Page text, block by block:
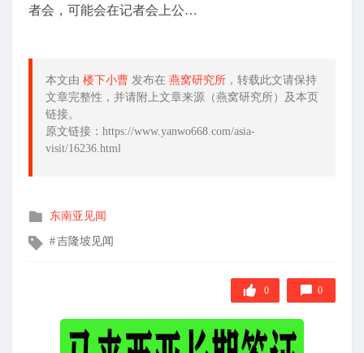
者会，可能会在记者会上公…
本文由 楼下小曹 发布在 燕窝研究所 ，转载此文请保持
文章完整性，并请附上文章来源（燕窝研究所）及本页
链接。
原文链接：https://www.yanwo668.com/asia-
visit/16236.html
发
在
东南亚见闻
文吉隆坡见闻
0 0